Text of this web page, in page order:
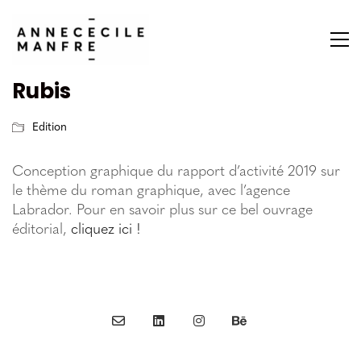
Rubis
Edition
Conception graphique du rapport d’activité 2019 sur
le thème du roman graphique, avec l’agence
Labrador. Pour en savoir plus sur ce bel ouvrage
éditorial, cliquez ici !